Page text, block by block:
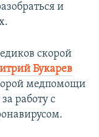
и
скорой
Букарев
медпомощи
работу с